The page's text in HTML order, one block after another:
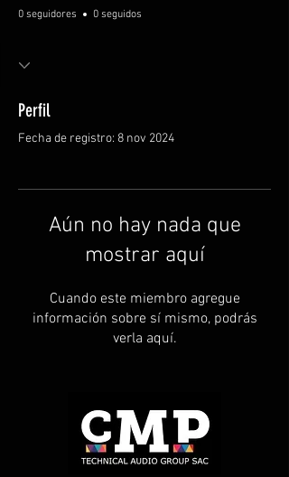
0 seguidores 0 seguidos
Perfil
Fecha de registro: 8 nov 2024
Aún no hay nada que
mostrar aquí
Cuando este miembro agregue
información sobre sí mismo, podrás
verla aquí.